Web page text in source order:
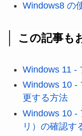
Windows8 の
この記事も
Windows 11 -
Windows 10 -
更する方法
Windows 10 -
リ）の確認す